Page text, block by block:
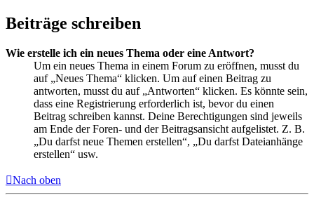
Beiträge schreiben
Wie erstelle ich ein neues Thema oder eine Antwort?
Um ein neues Thema in einem Forum zu eröffnen, musst du
auf „Neues Thema“ klicken. Um auf einen Beitrag zu
antworten, musst du auf „Antworten“ klicken. Es könnte sein,
dass eine Registrierung erforderlich ist, bevor du einen
Beitrag schreiben kannst. Deine Berechtigungen sind jeweils
am Ende der Foren- und der Beitragsansicht aufgelistet. Z. B.
„Du darfst neue Themen erstellen“, „Du darfst Dateianhänge
erstellen“ usw.
Nach oben